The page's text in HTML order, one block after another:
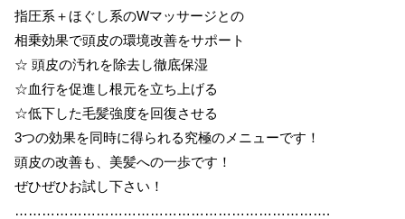
指圧系＋ほぐし系のWマッサージとの
相乗効果で頭皮の環境改善をサポート
☆ 頭皮の汚れを除去し徹底保湿
☆血行を促進し根元を立ち上げる
☆低下した毛髪強度を回復させる
3つの効果を同時に得られる究極のメニューです！
頭皮の改善も、美髪への一歩です！
ぜひぜひお試し下さい！
…………………………………………………………….